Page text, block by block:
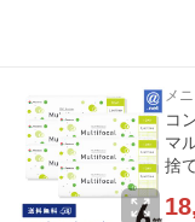
メ
コ
マ
捨